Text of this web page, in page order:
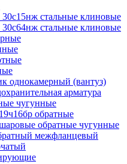
стальные клиновые
стальные клиновые
однокамерный (вантуз)
арматура
чугунные
обратные
обратные чугунные
межфланцевый